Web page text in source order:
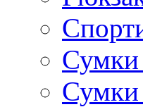
Сумки
Сумки